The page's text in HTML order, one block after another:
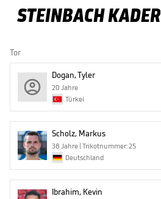
STEINBACH KADER
Tor
Dogan, Tyler
20 Jahre
Türkei
Scholz, Markus
38 Jahre | Trikotnummer: 25
Deutschland
Ibrahim, Kevin